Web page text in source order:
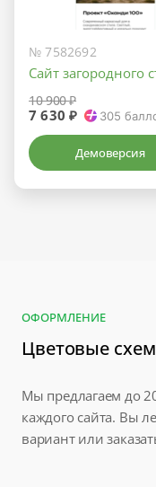
№ 7582692
Сайт загородного
10 900 ₽
7 630 ₽ 305
Демоверсия
ОФОРМЛЕНИЕ
Цветовые
Мы предлагаем до
каждого сайта. Вы
вариант или